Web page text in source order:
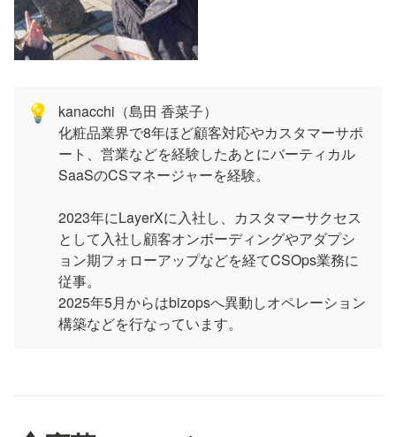
💡
kanacchi（島田 香菜子）
化粧品業界で8年ほど顧客対応やカスタマーサポ
ート、営業などを経験したあとにバーティカル
SaaSのCSマネージャーを経験。
2023年にLayerXに入社し、カスタマーサクセス
として入社し顧客オンボーディングやアダプシ
ョン期フォローアップなどを経てCSOps業務に
従事。
2025年5月からはbizopsへ異動しオペレーション
構築などを行なっています。